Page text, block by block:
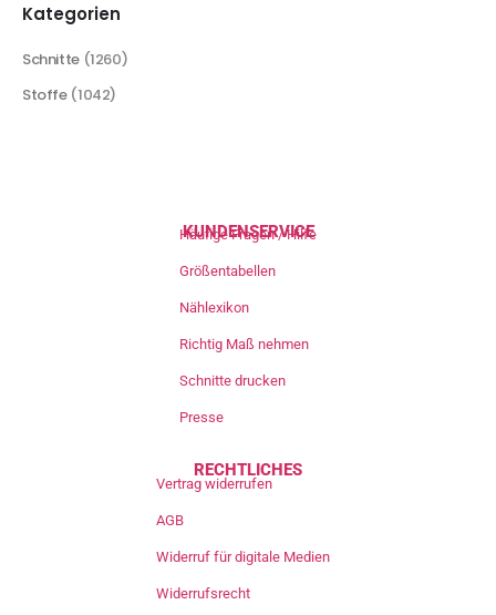
Kategorien
Schnitte (1260)
Stoffe (1042)
KUNDENSERVICE
Häufige Fragen / Hilfe
Größentabellen
Nählexikon
Richtig Maß nehmen
Schnitte drucken
Presse
RECHTLICHES
Vertrag widerrufen
AGB
Widerruf für digitale Medien
Widerrufsrecht